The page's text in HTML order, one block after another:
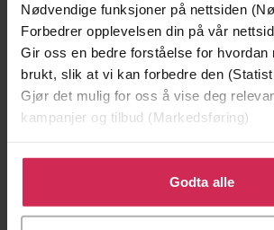
Nødvendige funksjoner på nettsiden
Forbedrer opplevelsen din på vår
Gir oss en bedre forståelse for hvordan
brukt, slik at vi kan forbedre den
Gjør det mulig for oss å vise deg
kampanjer og tilbud (Markedsføring)
Klikk på «Godta alle» for å gi oss ditt
bruke cookies for alle disse formålene.
tilpasse ditt samtykke til spesifikke
Godta alle
199,-
Minnesota
EBOK